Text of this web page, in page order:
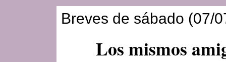
Breves de sábado (07/
Los mismos